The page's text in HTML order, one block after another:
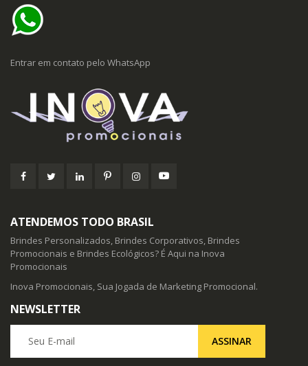
Entrar em contato pelo WhatsApp
ATENDEMOS TODO BRASIL
Brindes Personalizados, Brindes Corporativos, Brindes
Promocionais e Brindes Ecológicos? É Aqui na Inova
Promocionais
Inova Promocionais, Sua Jogada de Marketing Promocional.
NEWSLETTER
ASSINAR